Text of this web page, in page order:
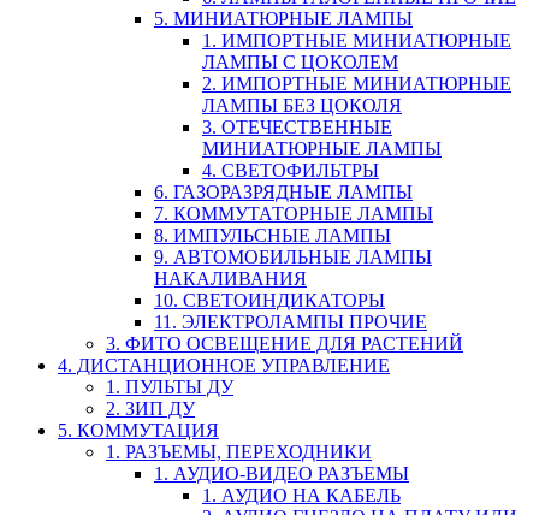
5. МИНИАТЮРНЫЕ ЛАМПЫ
1. ИМПОРТНЫЕ МИНИАТЮРНЫЕ
ЛАМПЫ С ЦОКОЛЕМ
2. ИМПОРТНЫЕ МИНИАТЮРНЫЕ
ЛАМПЫ БЕЗ ЦОКОЛЯ
3. ОТЕЧЕСТВЕННЫЕ
МИНИАТЮРНЫЕ ЛАМПЫ
4. СВЕТОФИЛЬТРЫ
6. ГАЗОРАЗРЯДНЫЕ ЛАМПЫ
7. КОММУТАТОРНЫЕ ЛАМПЫ
8. ИМПУЛЬСНЫЕ ЛАМПЫ
9. АВТОМОБИЛЬНЫЕ ЛАМПЫ
НАКАЛИВАНИЯ
10. СВЕТОИНДИКАТОРЫ
11. ЭЛЕКТРОЛАМПЫ ПРОЧИЕ
3. ФИТО ОСВЕЩЕНИЕ ДЛЯ РАСТЕНИЙ
4. ДИСТАНЦИОННОЕ УПРАВЛЕНИЕ
1. ПУЛЬТЫ ДУ
2. ЗИП ДУ
5. КОММУТАЦИЯ
1. РАЗЪЕМЫ, ПЕРЕХОДНИКИ
1. АУДИО-ВИДЕО РАЗЪЕМЫ
1. АУДИО НА КАБЕЛЬ